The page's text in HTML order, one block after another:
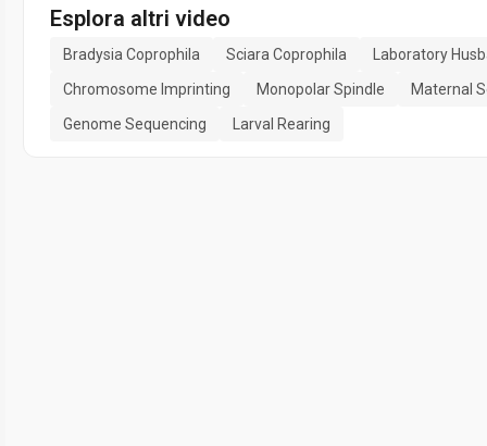
Esplora altri video
Bradysia Coprophila Sciara Coprophila
Laboratory
Chromosome Imprinting
Monopolar Spindle
Maternal
Genome Sequencing
Larval Rearing